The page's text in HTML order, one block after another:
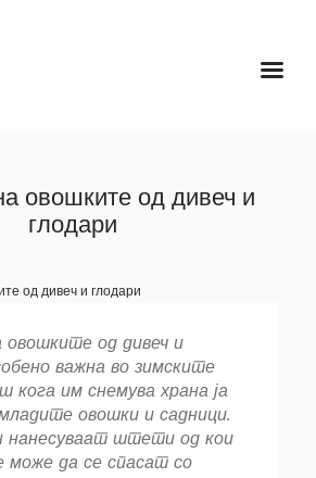
овошките од дивеч и
глодари
од дивеч и
важна во зимските
кога им снемува храна ја
овошки и садници.
нанесуваат штети од кои
да се спасат со